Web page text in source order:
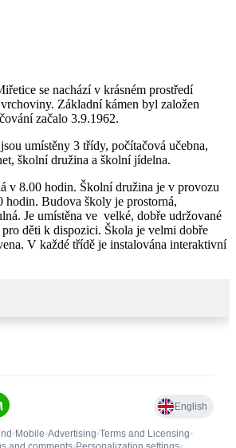
se nachází v krásném prostředí
Základní kámen byl založen
začalo 3.9.1962.
umístěny 3 třídy, počítačová učebna,
školní družina a školní jídelna.
v 8.00 hodin. Školní družina je v provozu
hodin. Budova školy je prostorná,
Je umístěna ve velké, dobře udržované
pro děti k dispozici. Škola je velmi dobře
V každé třídě je instalována interaktivní